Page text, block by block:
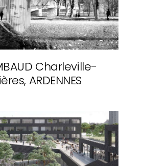
Charleville-
ARDENNES